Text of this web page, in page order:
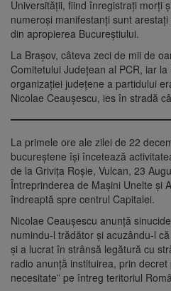
Universităţii, fiind înregistraţi morţi
numeroşi manifestanţi sunt
din apropierea Bucureştiului.
La Braşov, câteva zeci de mii de
Comitetului Judeţean al PCR, iar
organizaţiei judeţene a partidului
Nicolae Ceauşescu, ies în stradă
La primele ore ale zilei de 22
bucureştene îşi încetează
de la Griviţa Roşie, Vulcan, 23
Întreprinderea de Maşini Unelte şi
îndreaptă spre centrul Capitalei.
Nicolae Ceauşescu anunţă
numindu-l trădător şi acuzându-l
şi a lucrat în strânsă legătură cu
radio anunţă instituirea, prin decret
necesitate” pe întreg teritoriul